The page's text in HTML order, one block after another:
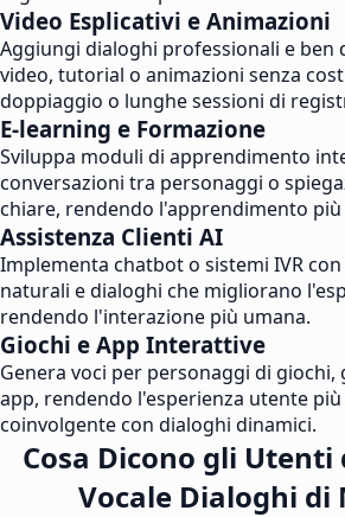
Video Esplicativi e Animazioni
Aggiungi dialoghi professionali e ben
video, tutorial o animazioni senza
doppiaggio o lunghe sessioni di
E-learning e Formazione
Sviluppa moduli di apprendimento
conversazioni tra personaggi o
chiare, rendendo l'apprendimento
Assistenza Clienti AI
Implementa chatbot o sistemi IVR
naturali e dialoghi che migliorano
rendendo l'interazione più umana.
Giochi e App Interattive
Genera voci per personaggi di
app, rendendo l'esperienza utente
coinvolgente con dialoghi dinamici.
Cosa Dicono gli Utenti
Vocale Dialoghi di